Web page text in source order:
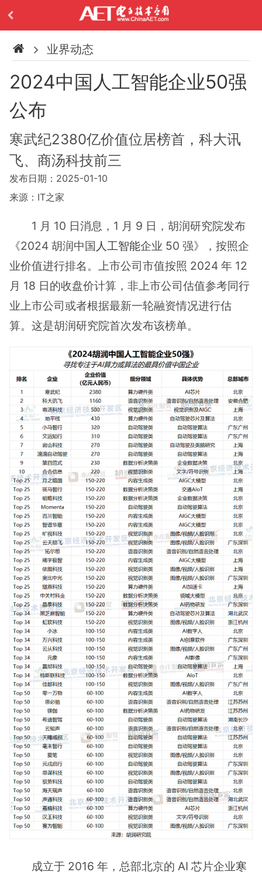
业界动态
2024中国人工智能企业50强
公布
寒武纪2380亿价值位居榜首，科大讯
飞、商汤科技前三
发布日期：2025-01-10
来源：IT之家
1 月 10 日消息，1 月 9 日，胡润研究院发布
《2024 胡润中国 人工智能企业 50 强》，按照企
业价值进行排名。上市公司市值按照 2024 年 12
月 18 日的收盘价计算，非上市公司估值参考同行
业上市公司或者根据最新一轮融资情况进行估
算。这是胡润研究院首次发布该榜单。
成立于 2016 年，总部北京的 AI 芯片企业寒